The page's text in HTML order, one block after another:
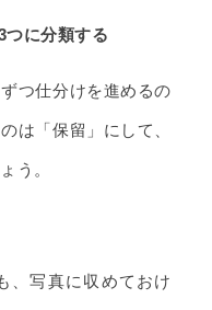
つに分類する
つ仕分けを進めるの
は「保留」にして、
う。
、写真に収めておけ